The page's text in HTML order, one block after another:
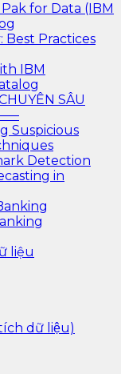
for Data (IBM
Best Practices
IBM
SÂU
Suspicious
Detection
in
liệu
dữ liệu)